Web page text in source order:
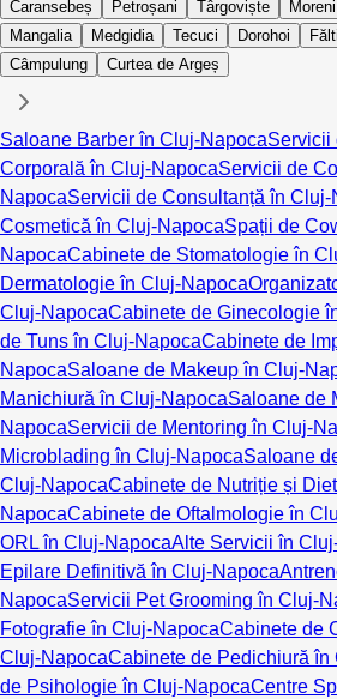
Caransebeș
Petroșani Târgoviște Moreni
Mangalia
Medgidia Tecuci Dorohoi
Câmpulung
Curtea de Argeș
Saloane Barber în Cluj-NapocaServicii
Corporală în Cluj-NapocaServicii de
NapocaServicii de Consultanță în Cluj-
Cosmetică în Cluj-NapocaSpații de
NapocaCabinete de Stomatologie în
Dermatologie în Cluj-Napoca
Cluj-NapocaCabinete de Ginecologie
de Tuns în Cluj-NapocaCabinete de
NapocaSaloane de Makeup în Cluj-
Manichiură în Cluj-NapocaSaloane de
NapocaServicii de Mentoring în Cluj-
Microblading în Cluj-NapocaSaloane
Cluj-NapocaCabinete de Nutriție și
NapocaCabinete de Oftalmologie în
ORL în Cluj-NapocaAlte Servicii în
Epilare Definitivă în Cluj-Napoca
NapocaServicii Pet Grooming în Cluj-
Fotografie în Cluj-NapocaCabinete de
Cluj-NapocaCabinete de Pedichiură în
de Psihologie în Cluj-NapocaCentre